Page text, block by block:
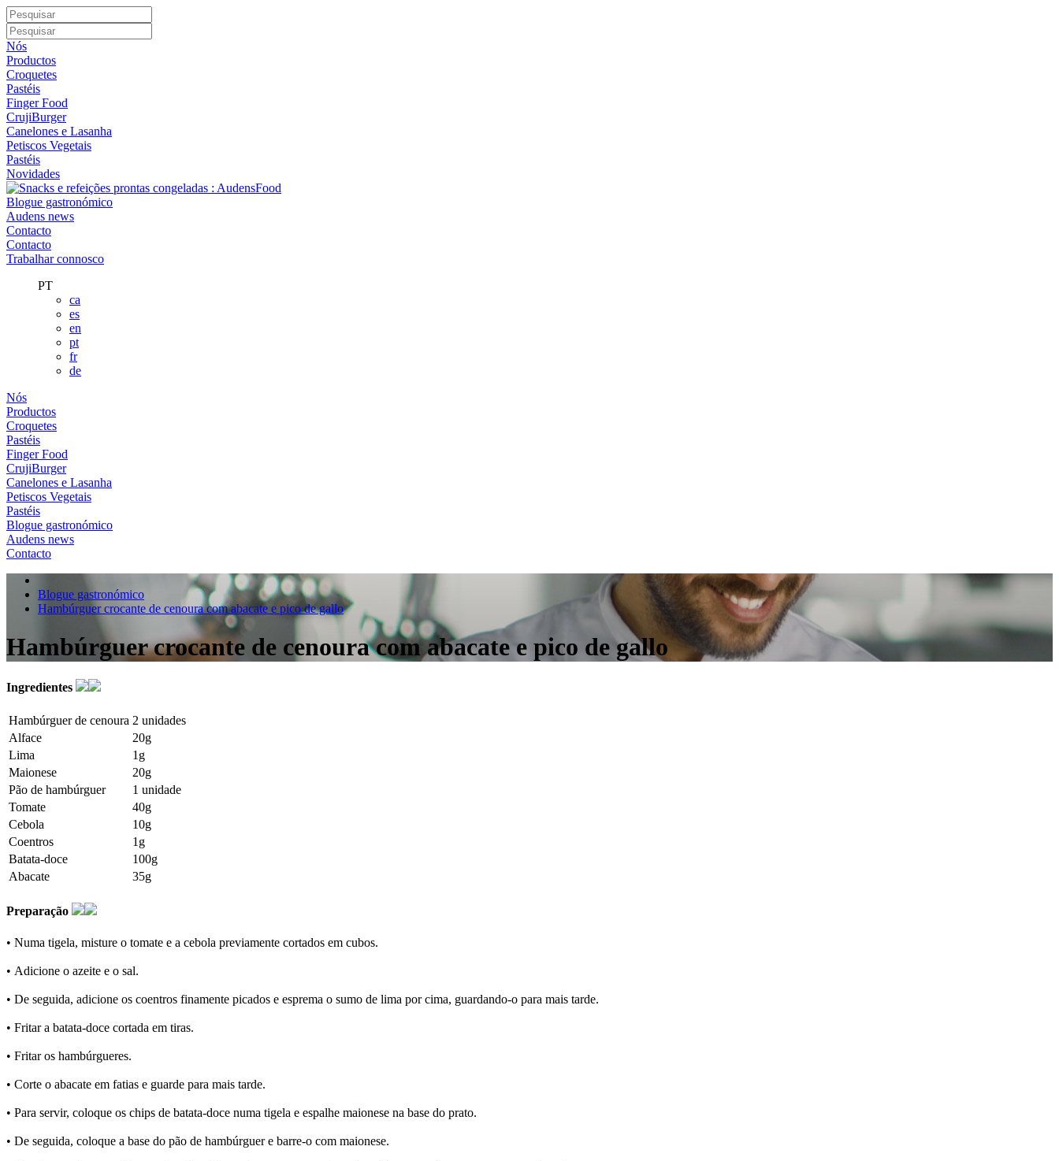
Nós
Productos
Croquetes
Pastéis
Finger Food
CrujiBurger
Canelones e Lasanha
Petiscos Vegetais
Pastéis
Novidades
Blogue gastronómico
Audens news
Contacto
Contacto
Trabalhar connosco
PT
ca
es
en
pt
fr
de
Nós
Productos
Croquetes
Pastéis
Finger Food
CrujiBurger
Canelones e Lasanha
Petiscos Vegetais
Pastéis
Blogue gastronómico
Audens news
Contacto
Blogue gastronómico
Hambúrguer crocante de cenoura com abacate e pico de gallo
Hambúrguer crocante de cenoura com abacate e pico de gallo
Ingredientes
Hambúrguer de cenoura 2 unidades
Alface
20g
Lima
1g
Maionese
20g
Pão de hambúrguer
1 unidade
Tomate
40g
Cebola
10g
Coentros
1g
Batata-doce
100g
Abacate
35g
Preparação
• Numa tigela, misture o tomate e a cebola previamente cortados em cubos.
• Adicione o azeite e o sal.
• De seguida, adicione os coentros finamente picados e esprema o sumo de lima por cima, guardando-o para mais tarde.
• Fritar a batata-doce cortada em tiras.
• Fritar os hambúrgueres.
• Corte o abacate em fatias e guarde para mais tarde.
• Para servir, coloque os chips de batata-doce numa tigela e espalhe maionese na base do prato.
• De seguida, coloque a base do pão de hambúrguer e barre-o com maionese.